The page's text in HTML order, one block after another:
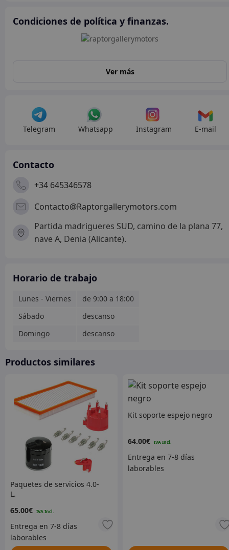
Condiciones de política y finanzas.
Ver más
Telegram Whatsapp Instagram E-mail
Contacto
+34 645346578
Contacto@Raptorgallerymotors.com
Partida madrigueres SUD, camino de la plana 77,
nave A, Denia (Alicante).
Horario de trabajo
Lunes - Viernes
de 9:00 a 18:00
Sábado
descanso
Domingo
descanso
Productos similares
Paquetes de servicios 4.0-
L.
65.00€
Kit soporte espejo negro
64.00€